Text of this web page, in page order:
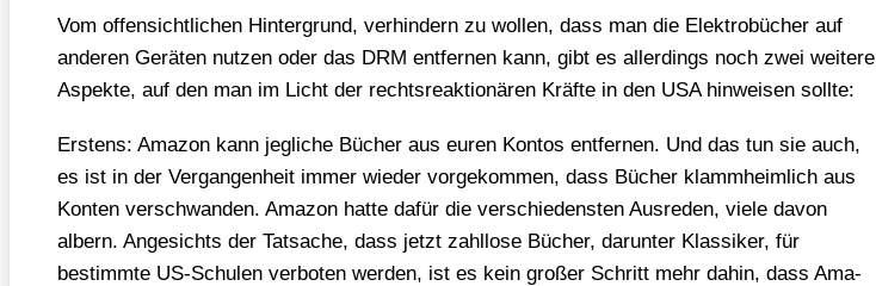
Vom offen­sicht­li­chen Hin­ter­grund, ver­hin­dern zu wol­len, dass man die Elek­tro­bü­cher auf
ande­ren Gerä­ten nut­zen oder das DRM ent­fer­nen kann, gibt es aller­dings noch zwei wei­te­re
Aspek­te, auf den man im Licht der rechts­re­ak­tio­nä­ren Kräf­te in den USA hin­wei­sen soll­te:
Ers­tens: Ama­zon kann jeg­li­che Bücher aus euren Kon­tos ent­fer­nen. Und das tun sie auch,
es ist in der Ver­gan­gen­heit immer wie­der vor­ge­kom­men, dass Bücher klamm­heim­lich aus
Kon­ten ver­schwan­den. Ama­zon hat­te dafür die ver­schie­dens­ten Aus­re­den, vie­le davon
albern. Ange­sichts der Tat­sa­che, dass jetzt zahl­lo­se Bücher, dar­un­ter Klas­si­ker, für
bestimm­te US-Schu­len ver­bo­ten wer­den, ist es kein gro­ßer Schritt mehr dahin, dass Ama­